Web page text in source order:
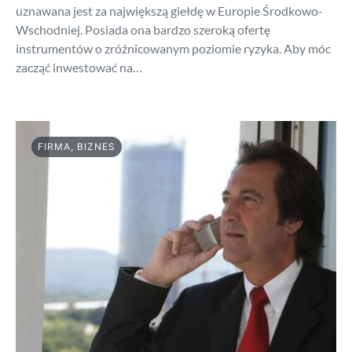
uznawana jest za największą giełdę w Europie Środkowo-
Wschodniej. Posiada ona bardzo szeroką ofertę
instrumentów o zróżnicowanym poziomie ryzyka. Aby móc
zacząć inwestować na…
FIRMA, BIZNES